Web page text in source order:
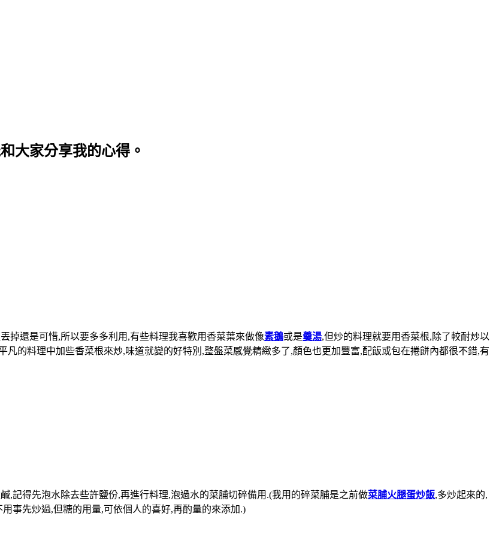
大家分享我的心得。
掉還是可惜,所以要多多利用,有些料理我喜歡用香菜葉來做像素鵝或是羹湯,但炒的料理就要用香菜根,除了較耐炒以
的料理中加些香菜根來炒,味道就變的好特別,整盤菜感覺精緻多了,顏色也更加豐富,配飯或包在捲餅內都很不錯,有
,記得先泡水除去些許鹽份,再進行料理,泡過水的菜脯切碎備用.(我用的碎菜脯是之前做菜脯火腿蛋炒飯,多炒起來的,
事先炒過,但糖的用量,可依個人的喜好,再酌量的來添加.)